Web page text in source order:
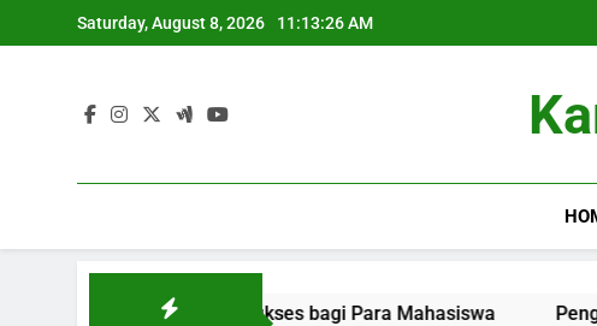
to
Saturday, August 8, 2026 11:13:26 AM
Strategi Sukses bagi Para Mahasiswa